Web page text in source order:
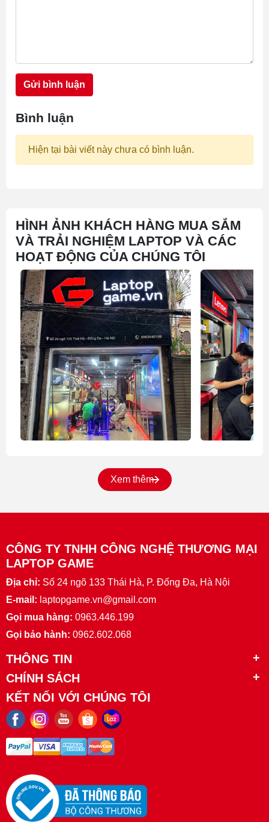
Gửi bình luận
Bình luận
Hiện tại bài viết này chưa có bình luận.
HÌNH ẢNH KHÁCH HÀNG MUA SẮM
VÀ TRẢI NGHIỆM LAPTOP VÀ CÁC
HOẠT ĐỘNG CỦA CHÚNG TÔI
Xem thêm
CÔNG TY TNHH CÔNG NGHỆ THƯƠNG MẠI
LAPTOP GAME
Địa chỉ: Số 24 ngõ 133 Thái Hà, P. Đống Đa, Hà Nội
E-mail: laptopgame.vn@gmail.com
Gọi mua hàng: 0963.446.199
Gọi bảo hành: 0962.602.068
THÔNG TIN
CHÍNH SÁCH
KẾT NỐI VỚI CHÚNG TÔI